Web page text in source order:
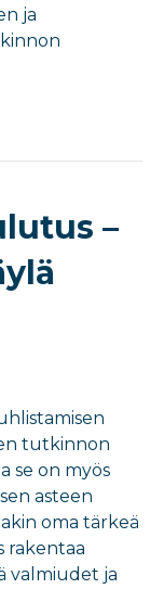
ja
–
tutkinnon
se on myös
asteen
oma tärkeä
rakentaa
valmiudet ja